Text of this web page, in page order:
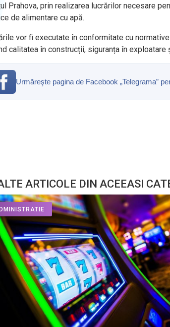
Prahova, prin realizarea lucrărilor necesare
de alimentare cu apă.
vor fi executate în conformitate cu
calitatea în construcții, siguranța în exploatare
Urmăreşte pagina de Facebook „Telegrama”
ARTICOLE DIN ACEEASI